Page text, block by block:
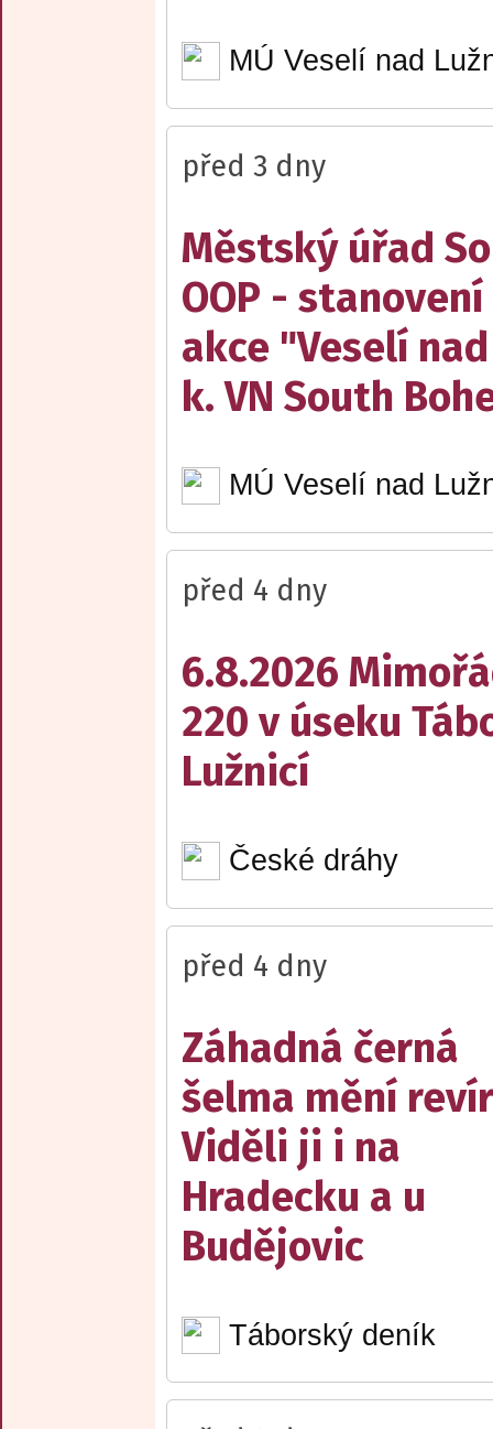
MÚ Veselí nad
před 3 dny
Městský úřad
OOP -
akce "Veselí
k. VN South
MÚ Veselí nad
před 4 dny
6.8.2026
220 v úseku
Lužnicí
České dráhy
před 4 dny
Záhadná černá
šelma mění
Viděli ji i na
Hradecku a u
Budějovic
Táborský deník